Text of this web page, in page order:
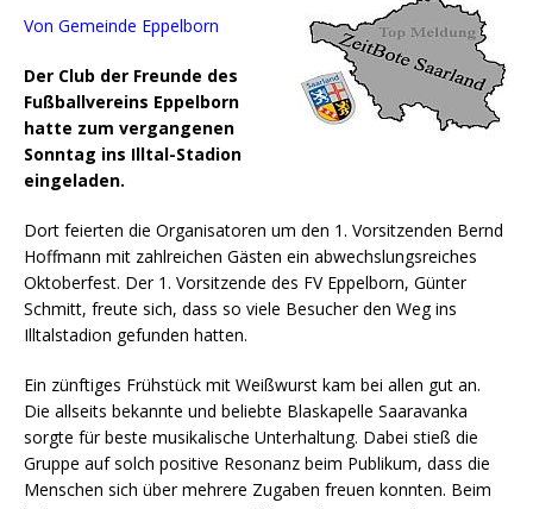
Von Gemeinde Eppelborn
Der Club der Freunde des
Fußballvereins Eppelborn
hatte zum vergangenen
Sonntag ins Illtal-Stadion
eingeladen.
Dort feierten die Organisatoren um den 1. Vorsitzenden Bernd
Hoffmann mit zahlreichen Gästen ein abwechslungsreiches
Oktoberfest. Der 1. Vorsitzende des FV Eppelborn, Günter
Schmitt, freute sich, dass so viele Besucher den Weg ins
Illtalstadion gefunden hatten.
Ein zünftiges Frühstück mit Weißwurst kam bei allen gut an.
Die allseits bekannte und beliebte Blaskapelle Saaravanka
sorgte für beste musikalische Unterhaltung. Dabei stieß die
Gruppe auf solch positive Resonanz beim Publikum, dass die
Menschen sich über mehrere Zugaben freuen konnten. Beim